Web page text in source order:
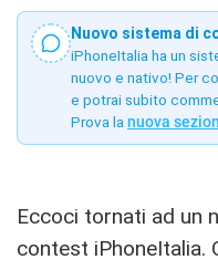
Nuovo sistema di
iPhoneItalia ha un
nuovo e nativo! Per
e potrai subito
Prova la nuova
Eccoci tornati ad un
contest iPhoneItalia.